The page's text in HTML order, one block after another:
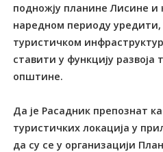
подножју планине Лисине и
наредном периоду
туристичком
ставити у функцију развоја
општине.
Да је Расадник препознат
туристичких локација у
да су се у организацији